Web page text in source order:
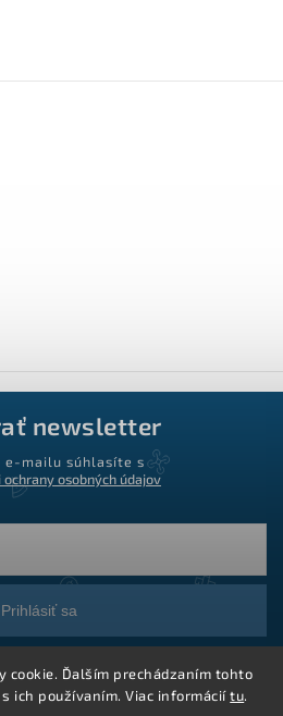
cookie. Ďalším prechádzaním tohto
ich používaním. Viac informáciítu.
newsletter
e-mailu súhlasíte s
osobných údajov
Prihlásiť sa